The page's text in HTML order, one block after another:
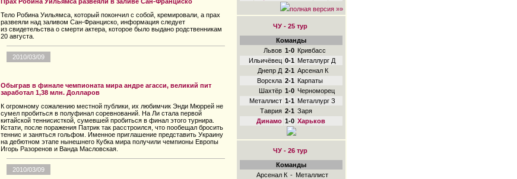
Тело Робина Уильямса, который покончил с собой, кремировали, а прах
развеяли над заливом Сан-Франциско, информация следует
из свидетельства о смерти актера, которое было выдано родственникам
20 августа.
2010/03/09
Обыграв в финале чемпионата мира андре агасси, великий пит
заработал 1,38 млн. Долларов
К огромному сожалению местной публики, их любимчик Энди Мюррей не
сумел пробиться в полуфинал соревнований. На Ли стала первой
китайской теннисисткой, сумевшей пробиться в финал этого турнира.
Кстати, после поражения Патрик так расстроился, что пообещал бросить
теннис и заняться гольфом. Именное приглашение представить Украину
на дебютном этапе нынешнего Кубка мира получили чемпионы Европы
Игорь Разоренов и Ванда Масловская.
2010/03/09
полная версия »»
ЧУ - 25 тур
Команды
Львов 1-0 Кривбасс
Ильичёвец 0-1 Металлург Д
Днепр Д 2-1 Арсенал К
Ворскла 2-1 Карпаты
Шахтёр 1-0 Черноморец
Металлист 1-1 Металлург З
Таврия 2-1 Заря
Динамо 1-0 Харьков
ЧУ - 26 тур
Команды
Арсенал К - Металлист